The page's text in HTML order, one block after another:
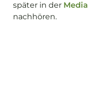
später in der
nachhören.